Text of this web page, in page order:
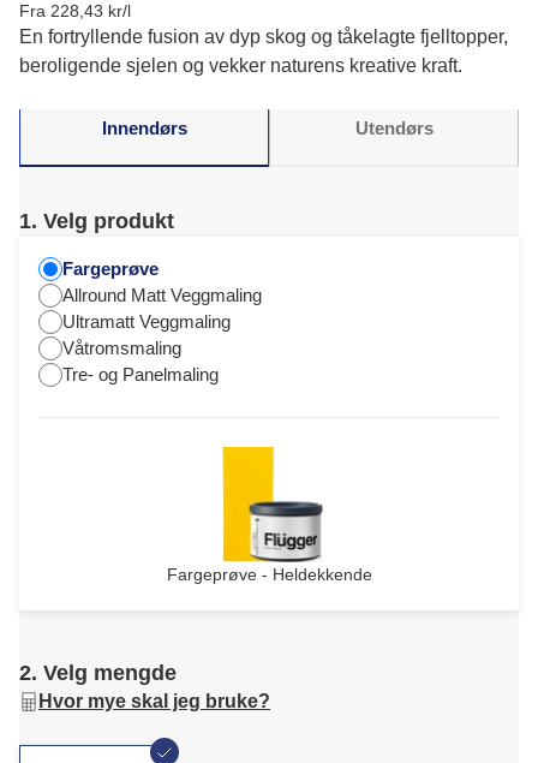
Fra 228,43 kr/l
En fortryllende fusion av dyp skog og tåkelagte fjelltopper,
beroligende sjelen og vekker naturens kreative kraft.
Innendørs Utendørs
1. Velg produkt
Fargeprøve
Allround Matt Veggmaling
Ultramatt Veggmaling
Våtromsmaling
Tre- og Panelmaling
Fargeprøve - Heldekkende
2. Velg mengde
Hvor mye skal jeg bruke?